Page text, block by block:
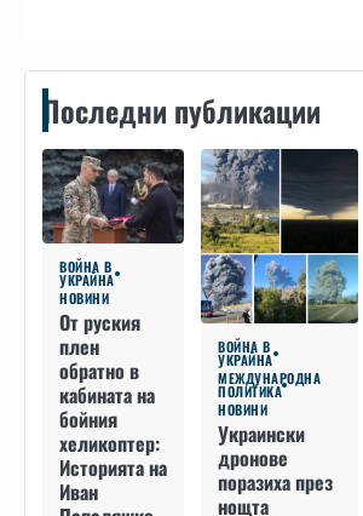
Последни публикации
ВОЙНА В
УКРАЙНА
НОВИНИ
От руския
плен
обратно в
кабината на
бойния
хеликоптер:
Историята на
Иван
ВОЙНА В
УКРАЙНА
МЕЖДУНАРОДНА
ПОЛИТИКА
НОВИНИ
Украински
дронове
поразиха през
нощта